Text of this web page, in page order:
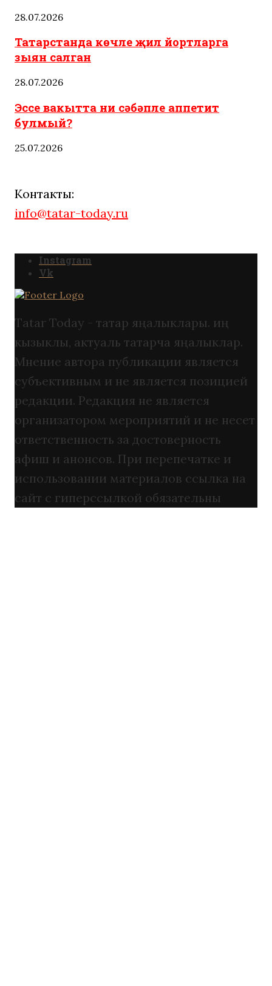
28.07.2026
Татарстанда көчле җил йортларга
зыян салган
28.07.2026
Эссе вакытта ни сәбәпле аппетит
булмый?
25.07.2026
Контакты:
info@tatar-today.ru
Instagram
Vk
Tatar Today - татар яңалыклары. иң
кызыклы, актуаль татарча яңалыклар.
Мнение автора публикации является
субъективным и не является позицией
редакции. Редакция не является
организатором мероприятий и не несет
ответственность за достоверность
афиш и анонсов. При перепечатке и
использовании материалов ссылка на
сайт с гиперссылкой обязательны